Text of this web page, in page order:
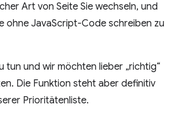
Art von Seite Sie wechseln, und
ohne JavaScript-Code schreiben zu
tun und wir möchten lieber „richtig“
Die Funktion steht aber definitiv
Prioritätenliste.